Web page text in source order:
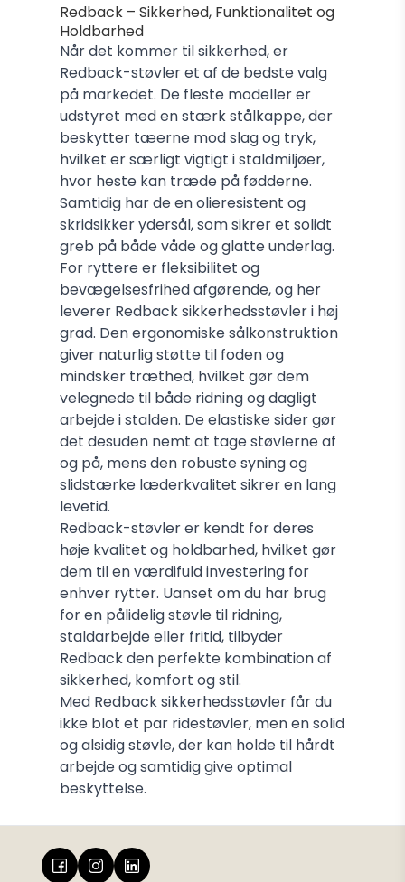
Redback – Sikkerhed, Funktionalitet og
Holdbarhed
Når det kommer til sikkerhed, er
Redback-støvler et af de bedste valg
på markedet. De fleste modeller er
udstyret med en stærk stålkappe, der
beskytter tæerne mod slag og tryk,
hvilket er særligt vigtigt i staldmiljøer,
hvor heste kan træde på fødderne.
Samtidig har de en olieresistent og
skridsikker ydersål, som sikrer et solidt
greb på både våde og glatte underlag.
For ryttere er fleksibilitet og
bevægelsesfrihed afgørende, og her
leverer Redback sikkerhedsstøvler i høj
grad. Den ergonomiske sålkonstruktion
giver naturlig støtte til foden og
mindsker træthed, hvilket gør dem
velegnede til både ridning og dagligt
arbejde i stalden. De elastiske sider gør
det desuden nemt at tage støvlerne af
og på, mens den robuste syning og
slidstærke læderkvalitet sikrer en lang
levetid.
Redback-støvler er kendt for deres
høje kvalitet og holdbarhed, hvilket gør
dem til en værdifuld investering for
enhver rytter. Uanset om du har brug
for en pålidelig støvle til ridning,
staldarbejde eller fritid, tilbyder
Redback den perfekte kombination af
sikkerhed, komfort og stil.
Med Redback sikkerhedsstøvler får du
ikke blot et par ridestøvler, men en solid
og alsidig støvle, der kan holde til hårdt
arbejde og samtidig give optimal
beskyttelse.